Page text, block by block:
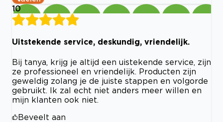
10
Uitstekende service, deskundig, vriendelijk.
Bij tanya, krijg je altijd een uistekende service, zijn
ze professioneel en vriendelijk. Producten zijn
geweldig zolang je de juiste stappen en volgorde
gebruikt. Ik zal echt niet anders meer willen en
mijn klanten ook niet.
Beveelt aan